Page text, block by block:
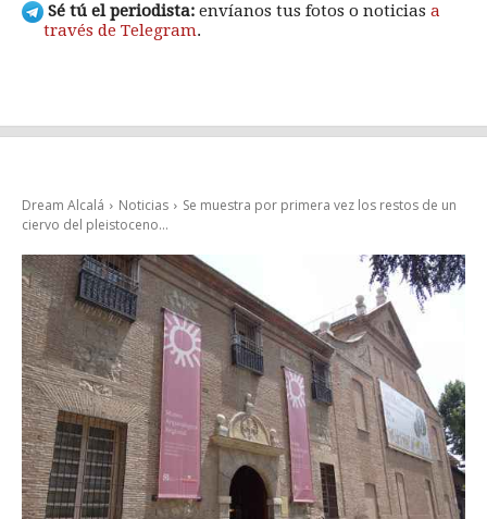
Sé tú el periodista: envíanos tus fotos o noticias a
través de Telegram.